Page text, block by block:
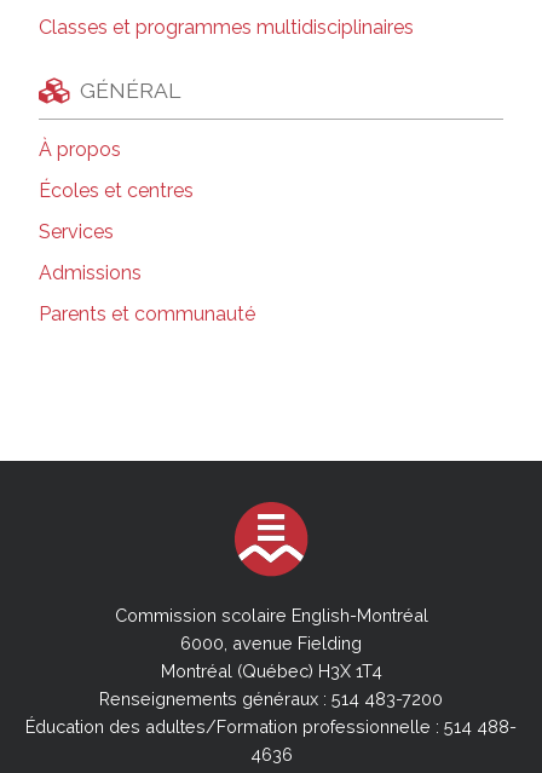
Classes et programmes multidisciplinaires
GÉNÉRAL
À propos
Écoles et centres
Services
Admissions
Parents et communauté
Commission scolaire English-Montréal
6000, avenue Fielding
Montréal (Québec) H3X 1T4
Renseignements généraux : 514 483-7200
Éducation des adultes/Formation professionnelle : 514 488-
4636